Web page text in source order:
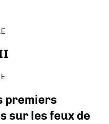
premiers
sur les feux de